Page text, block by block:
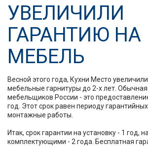
УВЕЛИЧИЛИ
ГАРАНТИЮ НА
МЕБЕЛЬ
Весной этого года, Кухни Место
мебельные гарнитуры до 2-х лет. Обычная
мебельщиков России - это
год. Этот срок равен периоду
монтажные работы.
Итак, срок гарантии на установку - 1 год,
комплектующими - 2 года. Бесплатная